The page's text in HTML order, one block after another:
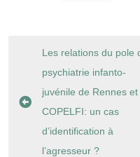
Navigation
l’article
Les relations du pole
psychiatrie infanto-
juvénile de Rennes et
COPELFI: un cas
d’identification à
l’agresseur ?